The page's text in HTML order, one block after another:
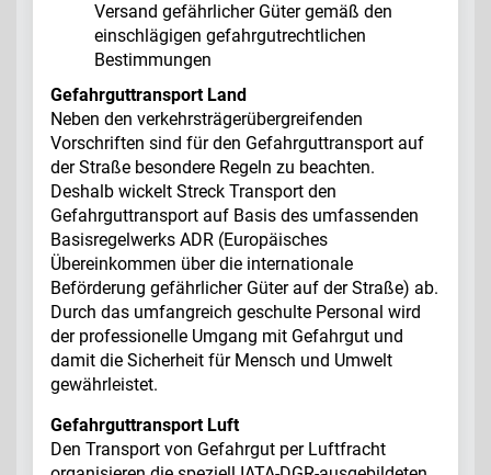
Versand gefährlicher Güter gemäß den
einschlägigen gefahrgutrechtlichen
Bestimmungen
Gefahrguttransport Land
Neben den verkehrsträgerübergreifenden
Vorschriften sind für den Gefahrguttransport auf
der Straße besondere Regeln zu beachten.
Deshalb wickelt Streck Transport den
Gefahrguttransport auf Basis des umfassenden
Basisregelwerks ADR (Europäisches
Übereinkommen über die internationale
Beförderung gefährlicher Güter auf der Straße) ab.
Durch das umfangreich geschulte Personal wird
der professionelle Umgang mit Gefahrgut und
damit die Sicherheit für Mensch und Umwelt
gewährleistet.
Gefahrguttransport Luft
Den Transport von Gefahrgut per Luftfracht